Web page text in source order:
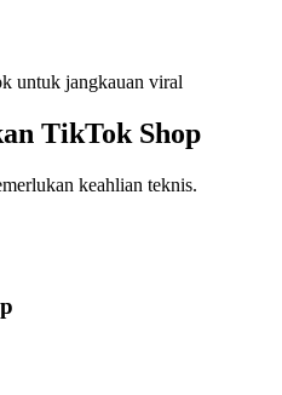
untuk jangkauan viral
TikTok Shop
keahlian teknis.